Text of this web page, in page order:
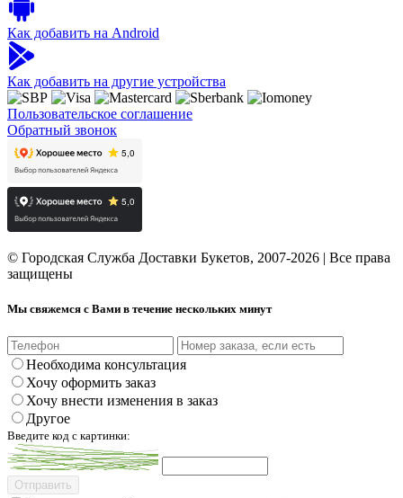
Как добавить на Android
Как добавить на другие устройства
Пользовательское соглашение
Обратный звонок
© Городская Служба Доставки Букетов, 2007-2026 | Все права
защищены
Мы свяжемся с Вами в течение нескольких минут
Необходима консультация
Хочу оформить заказ
Хочу внести изменения в заказ
Другое
Введите код с картинки:
Отправить